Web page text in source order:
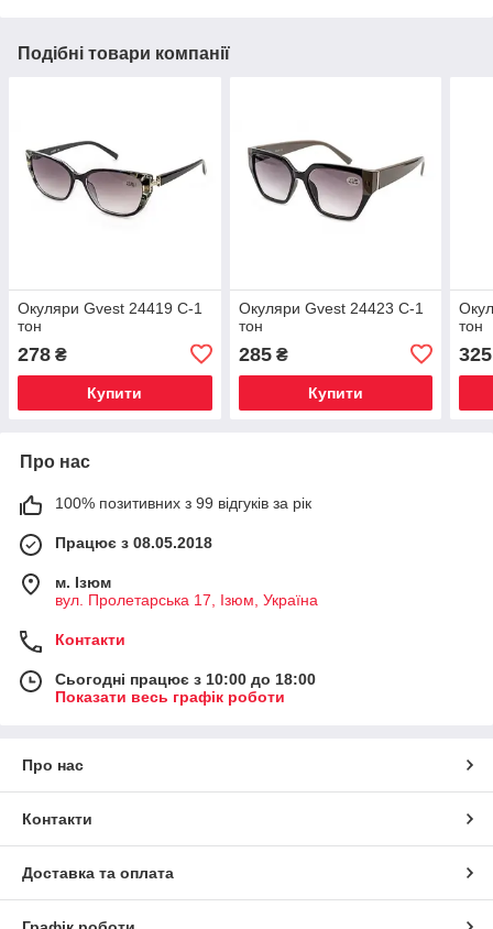
Подібні товари компанії
Окуляри Gvest 24419 C-1
тон
278 ₴
Купити
Окуляри Gvest 24423 C-1
тон
285₴
Купити
тон
325
Про нас
100% позитивних з 99 відгуків за рік
Працює з 08.05.2018
м. Iзюм
вул. Пролетарська 17, Iзюм, Україна
Контакти
Сьогодні працює з 10:00 до 18:00
Показати весь графік роботи
Про нас
Контакти
Доставка та оплата